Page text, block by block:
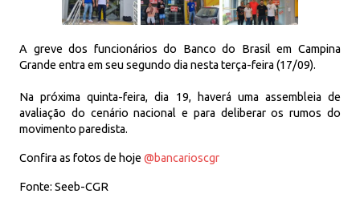
A greve dos funcionários do Banco do Brasil em Campina
Grande entra em seu segundo dia nesta terça-feira (17/09).
Na próxima quinta-feira, dia 19, haverá uma assembleia de
avaliação do cenário nacional e para deliberar os rumos do
movimento paredista.
Confira as fotos de hoje @bancarioscgr
Fonte: Seeb-CGR